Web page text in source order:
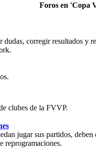
Foros en 'Copa
dudas, corregir resultados y
clubes de la FVVP.
jugar sus partidos,
reprogramaciones.